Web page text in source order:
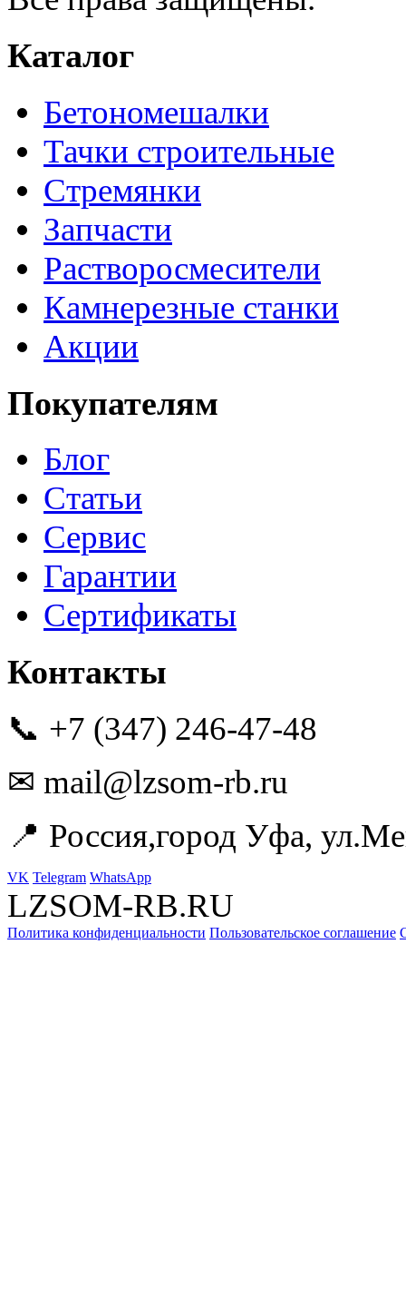
Каталог
Бетономешалки
Тачки строительные
Стремянки
Запчасти
Растворосмесители
Камнерезные станки
Акции
Покупателям
Блог
Статьи
Сервис
Гарантии
Сертификаты
Контакты
📞 +7 (347) 246-47-48
✉ mail@lzsom-rb.ru
📍 Россия,город Уфа,
VK Telegram WhatsApp
LZSOM-RB.RU
Политика конфиденциальности Пользовательское соглашение